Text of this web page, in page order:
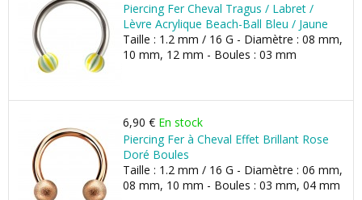
Piercing Fer Cheval Tragus / Labret /
Lèvre Acrylique Beach-Ball Bleu / Jaune
Taille : 1.2 mm / 16 G - Diamètre : 08 mm,
10 mm, 12 mm - Boules : 03 mm
6,90 € En stock
Piercing Fer à Cheval Effet Brillant Rose
Doré Boules
Taille : 1.2 mm / 16 G - Diamètre : 06 mm,
08 mm, 10 mm - Boules : 03 mm, 04 mm